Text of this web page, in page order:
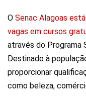
O Senac Alagoas
vagas em cursos
através do Programa
Destinado à
proporcionar
como beleza,